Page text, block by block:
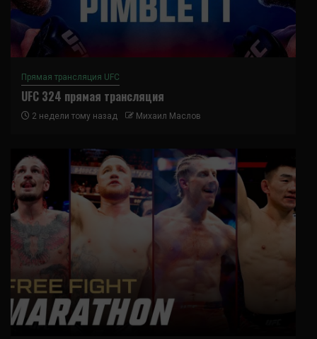
Прямая трансляция UFC
UFC 324 прямая трансляция
2 недели тому назад Михаил Маслов